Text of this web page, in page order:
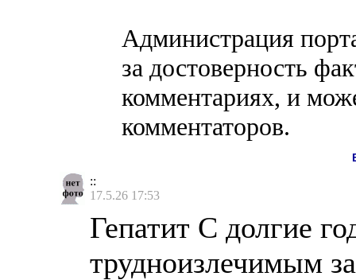
Администрация
за достоверность
комментариях, и
комментаторов.
::
17.5.26 17:53
Гепатит С долгие
трудноизлечимым